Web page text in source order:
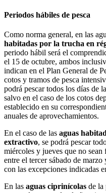
Periodos hábiles de pesca
Como norma general, en las
habitadas por la trucha en
periodo hábil será el
el 15 de octubre, ambos
indican en el Plan General de
cotos y tramos de pesca
podrá pescar todos los días de
salvo en el caso de los cotos
establecido en su
anuales de aprovechamientos.
En el caso de las aguas
extractivo, se podrá pescar
miércoles y jueves que no
entre el tercer sábado de
con las excepciones indicadas
En las aguas ciprinícolas de la